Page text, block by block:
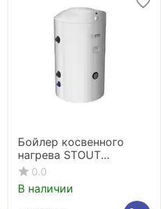
Бойлер косвенного
нагрева STOUT
напольный 100 л., ТЭН 2
кВт
0.0
В наличии